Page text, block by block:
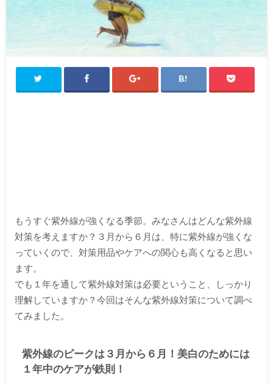
もうすぐ紫外線が強くなる季節。みなさんはどんな紫外線
対策を考えますか？３月から６月は、特に紫外線が強くな
っていくので、対策用品やケアへの関心も高くなると思い
ます。
でも１年を通して紫外線対策は必要ということ、しっかり
理解していますか？今回はそんな紫外線対策について調べ
てみました。
紫外線のピークは３月から６月！美白のためには
１年中のケアが鉄則！